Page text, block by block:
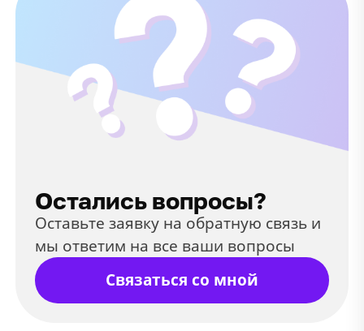
Остались вопросы?
Оставьте заявку на обратную связь и
мы ответим на все ваши вопросы
Связаться со мной